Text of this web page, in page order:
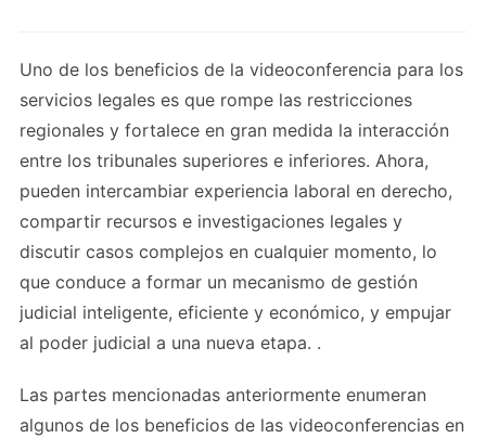
Uno de los beneficios de la videoconferencia para los
servicios legales es que rompe las restricciones
regionales y fortalece en gran medida la interacción
entre los tribunales superiores e inferiores. Ahora,
pueden intercambiar experiencia laboral en derecho,
compartir recursos e investigaciones legales y
discutir casos complejos en cualquier momento, lo
que conduce a formar un mecanismo de gestión
judicial inteligente, eficiente y económico, y empujar
al poder judicial a una nueva etapa. .
Las partes mencionadas anteriormente enumeran
algunos de los beneficios de las videoconferencias en